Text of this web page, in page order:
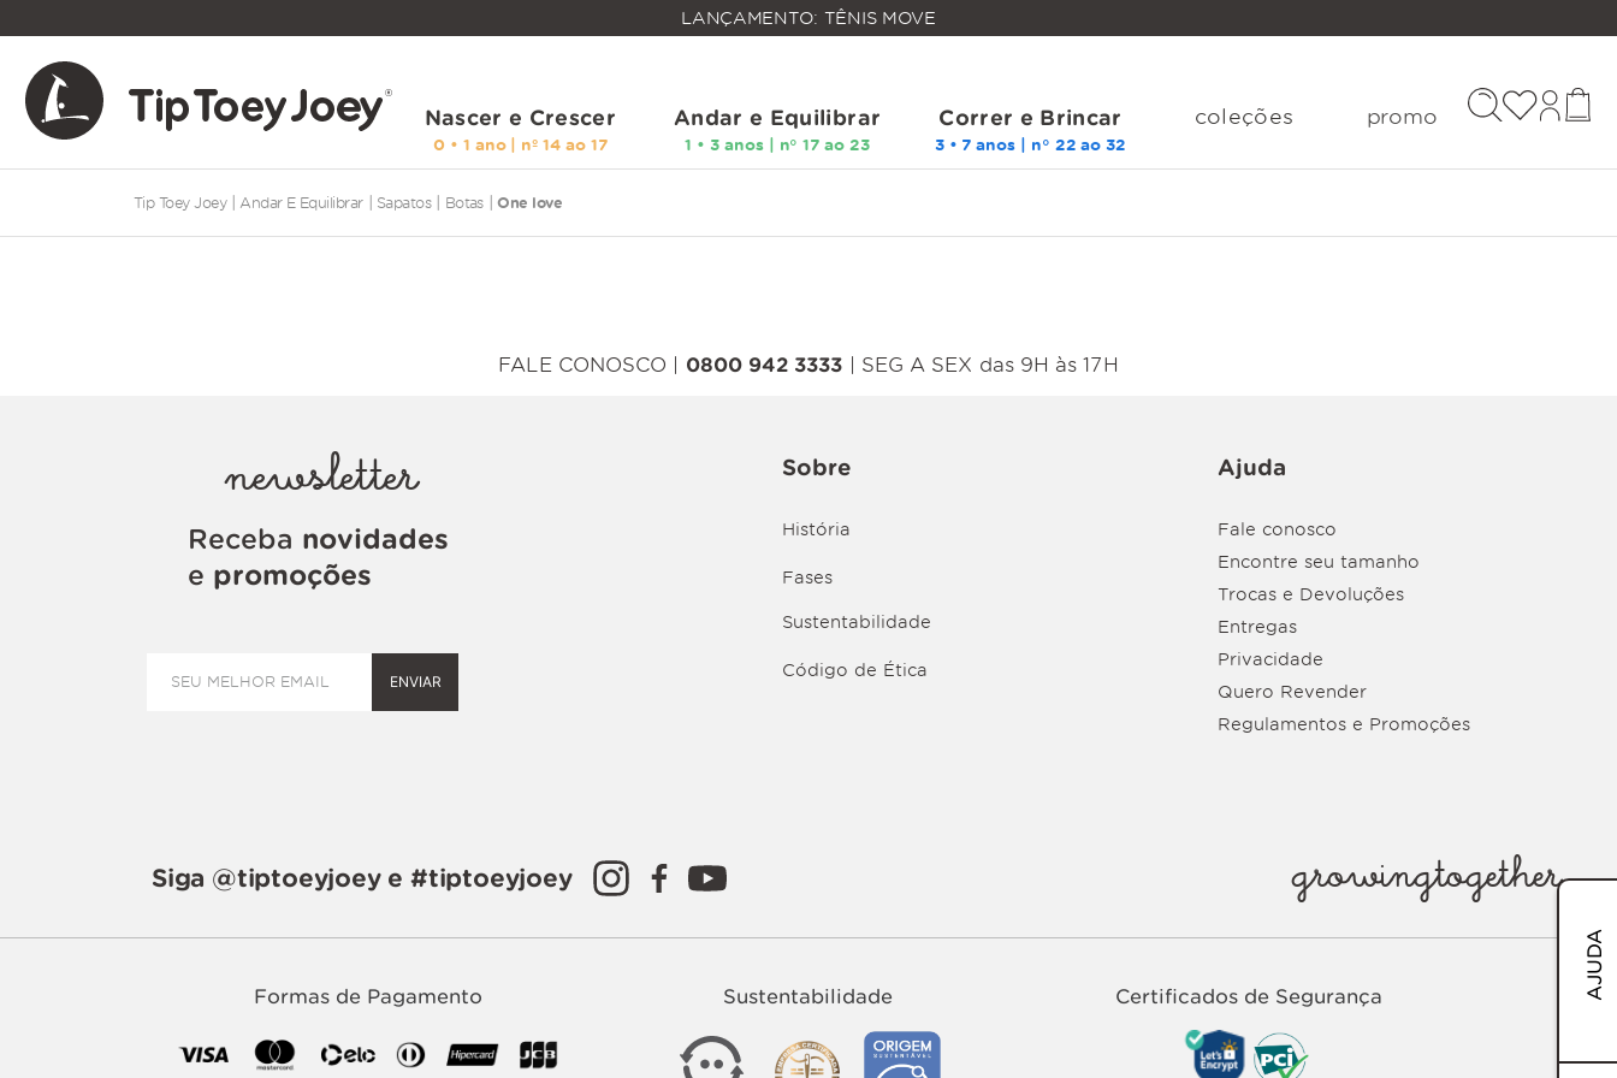
FALTAM
MAIS
FRETE
LANÇAMENTO: TÊNIS MOVE
Nascer e Crescer Andar e Equilibrar Correr e Brincar coleções promo
AJUDA
andar e equilibrar sapatos botas One love
FALE CONOSCO | 0800 942 3333 | SEG A SEX das 9H às 17H
newsletter
Receba novidades
e promoções
ENVIAR
Sobre
História
Fases
Sustentabilidade
Código de Ética
Ajuda
Fale conosco
Encontre seu tamanho
Trocas e Devoluções
Entregas
Privacidade
Quero Revender
Regulamentos e Promoções
Siga @tiptoeyjoey e #tiptoeyjoey growingtogether
Formas de Pagamento Sustentabilidade Certificados de Segurança